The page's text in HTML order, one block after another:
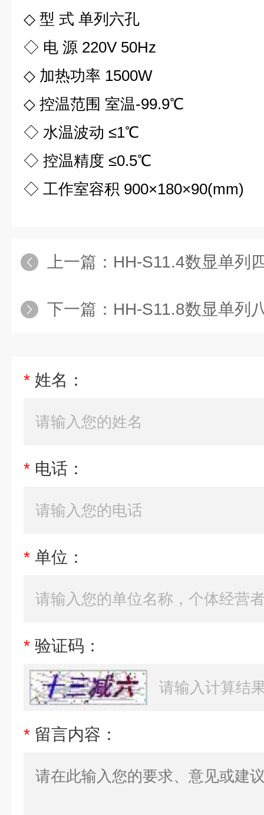
◇ 型 式 单列六孔
◇ 电 源 220V 50Hz
◇ 加热功率 1500W
◇ 控温范围 室温-99.9℃
◇ 水温波动 ≤1℃
◇ 控温精度 ≤0.5℃
◇ 工作室容积 900×180×90(mm)
上一篇： HH-S11.4数显单列
下一篇： HH-S11.8数显单列
* 姓名：
* 电话：
* 单位：
* 验证码：
* 留言内容：